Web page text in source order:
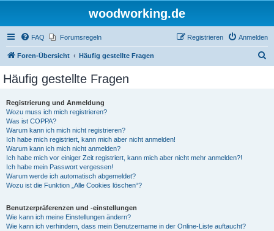
woodworking.de
FAQ Forumsregeln Anmelden
Registrieren
Foren-Übersicht Häufig gestellte Fragen
Häufig gestellte Fragen
Registrierung und Anmeldung
Wozu muss ich mich registrieren?
Was ist COPPA?
Warum kann ich mich nicht registrieren?
Ich habe mich registriert, kann mich aber nicht anmelden!
Warum kann ich mich nicht anmelden?
Ich habe mich vor einiger Zeit registriert, kann mich aber nicht mehr anmelden?!
Ich habe mein Passwort vergessen!
Warum werde ich automatisch abgemeldet?
Wozu ist die Funktion „Alle Cookies löschen“?
Benutzerpräferenzen und -einstellungen
Wie kann ich meine Einstellungen ändern?
Wie kann ich verhindern, dass mein Benutzername in der Online-Liste auftaucht?